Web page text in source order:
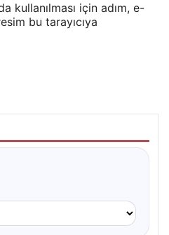
kullanılması için adım, e-
bu tarayıcıya